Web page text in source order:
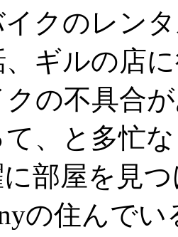
クのレン
ギルの店
クの不具合
、と多忙
部屋を見
の住んで